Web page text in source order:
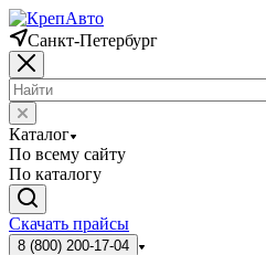
Санкт-Петербург
Каталог
По всему сайту
По каталогу
Скачать прайсы
8 (800) 200-17-04